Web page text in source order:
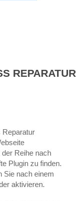
REPARATUR
Reparatur
Reihe nach
Plugin zu finden.
Sie nach einem
aktivieren.